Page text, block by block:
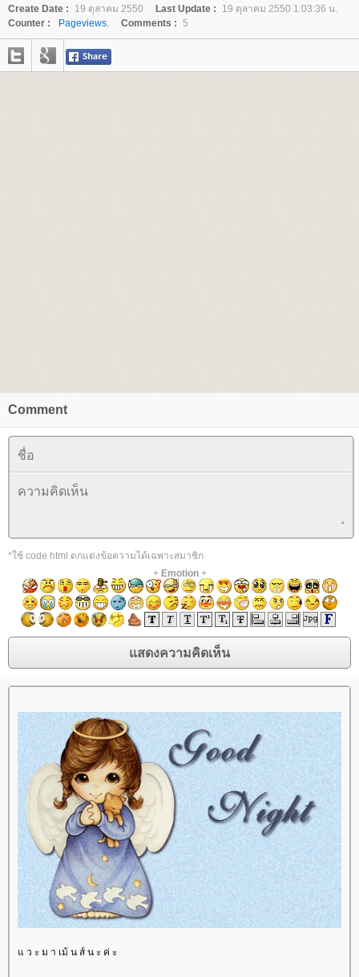
Create Date : 19 ตุลาคม 2550 Last Update :
19 ตุลาคม 2550 1:03:36 น.
Counter :
Pageviews. Comments : 5
Comment
*ใช้ code html ตกแต่งข้อความได้เฉพาะสมาชิก
+ Emotion+
ว ะ ม า เม้ น ส์ น ะ ค่ ะ